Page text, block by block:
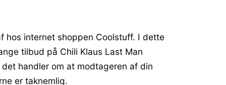
hos internet shoppen Coolstuff. I dette
tilbud på Chili Klaus Last Man
handler om at modtageren af din
er taknemlig.